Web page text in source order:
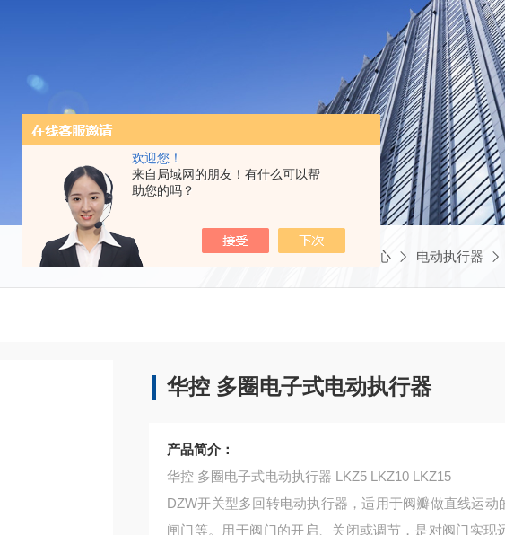
欢迎您！
来自局域网的朋友！有什么可以帮
助您的吗？
当前位置：首页 产品中心 电动执行器
华控 多圈电子式电动执行器
产品简介：
华控 多圈电子式电动执行器 LKZ5 LKZ10 LKZ15
DZW开关型多回转电动执行器，适用于阀瓣做直线运
闸门等。用于阀门的开启、关闭或调节，是对阀门实现